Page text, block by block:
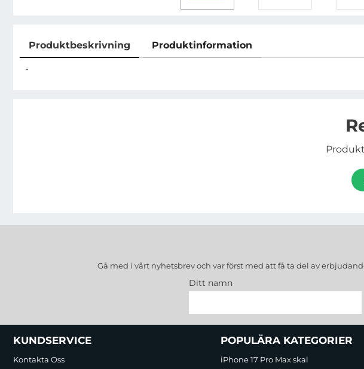
Produktbeskrivning Produktinformation
Produktbeskrivning
-
Gå med i vårt nyhetsbrev och var först med att få ta del av
Ditt namn
Sidfot Blandad info och länkar
KUNDSERVICE
Kontakta Oss
POPULÄRA KATEGORIER
iPhone 17 Pro Max skal